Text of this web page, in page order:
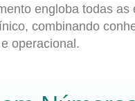
engloba todas as
combinando
operacional.